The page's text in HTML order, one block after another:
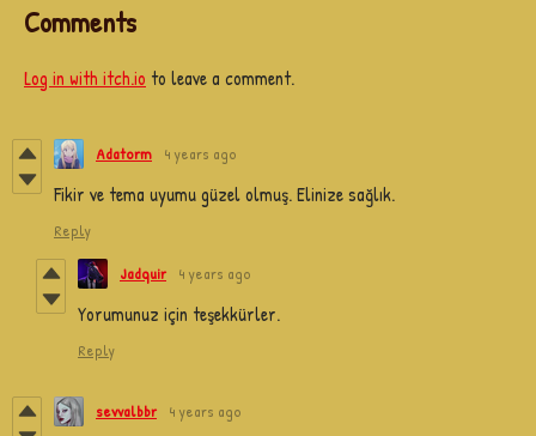
Comments
Log in with itch.io to leave a comment.
Adatorm 4 years ago
Fikir ve tema uyumu güzel olmuş. Elinize sağlık.
Reply
Jadquir 4 years ago
Yorumunuz için teşekkürler.
Reply
sevvalbbr 4 years ago